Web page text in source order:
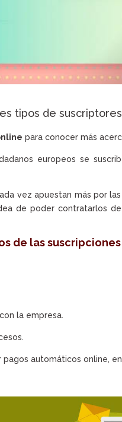
tipos de
para conocer más
europeos se
vez apuestan más por las
de poder contratarlos
de las
la empresa.
pagos automáticos online,